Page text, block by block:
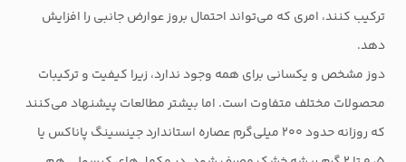
ترکیب کنند، امری که می‌تواند احتمال بروز عوارض جانبی را افزایش
دهد.
دوز مشخص و یکسانی برای همه وجود ندارد، زیرا کیفیت و ترکیبات
محصولات مختلف متفاوت است. اما بیشتر مطالعات پیشنهاد می‌کنند
که روزانه حدود ۲۰۰ میلی‌گرم عصاره استاندارد جینسینگ پاناکس یا